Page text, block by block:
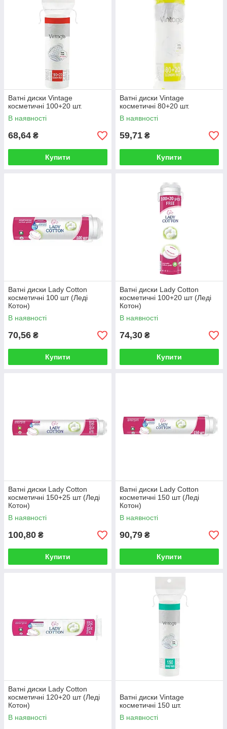
Ватні диски Vintage
косметичні 100+20 шт.
В наявності
68,64 ₴
Купити
Ватні диски Vintage
косметичні 80+20 шт.
В наявності
59,71 ₴
Купити
Ватні диски Lady Cotton
косметичні 100 шт (Леді
Котон)
В наявності
70,56 ₴
Купити
Ватні диски Lady Cotton
косметичні 100+20 шт (Леді
Котон)
В наявності
74,30 ₴
Купити
Ватні диски Lady Cotton
косметичні 150+25 шт (Леді
Котон)
В наявності
100,80 ₴
Купити
Ватні диски Lady Cotton
косметичні 150 шт (Леді
Котон)
В наявності
90,79 ₴
Купити
Ватні диски Lady Cotton
косметичні 120+20 шт (Леді
Котон)
В наявності
Ватні диски Vintage
косметичні 150 шт.
В наявності